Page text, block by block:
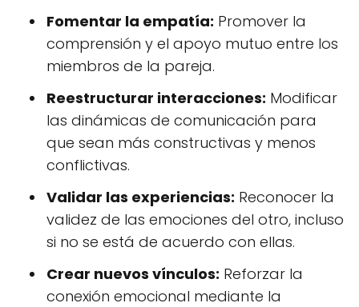
Fomentar la empatía: Promover la
comprensión y el apoyo mutuo entre los
miembros de la pareja.
Reestructurar interacciones: Modificar
las dinámicas de comunicación para
que sean más constructivas y menos
conflictivas.
Validar las experiencias: Reconocer la
validez de las emociones del otro, incluso
si no se está de acuerdo con ellas.
Crear nuevos vínculos: Reforzar la
conexión emocional mediante la